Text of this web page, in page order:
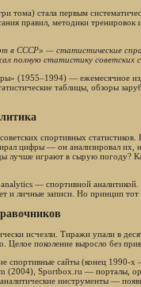
тома) стала первым
правил, методики
в СССР» — статистические
статистику советских
(1955–1994) — ежемесячное
таблицы, обзоры
спортивных
цифры — он анализировал их,
играют в сырую погоду? Как
— спортивной
и личные записи. Но принцип
исчезли. Тиражи упали в
Целое поколение выросло без
спортивные сайты (конец 1990-
(2004), Sportbox.ru — порталы,
инструменты —